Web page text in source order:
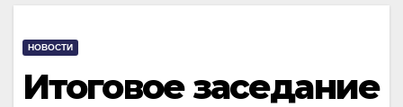
НОВОСТИ
Итоговое заседание